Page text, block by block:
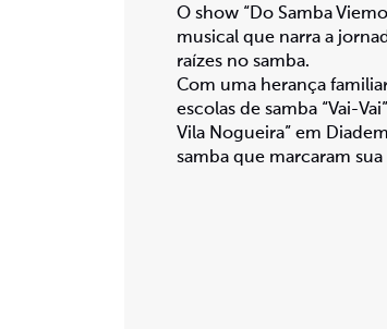
O show “Do Samba
musical que narra a
raízes no samba.
Com uma herança
escolas de samba “Vai-
Vila Nogueira” em
samba que marcaram